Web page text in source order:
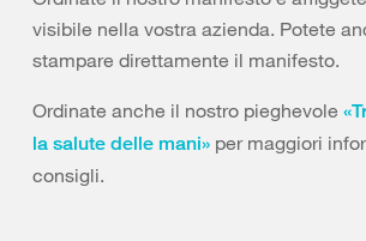
visibile nella vostra azienda. Potete
stampare direttamente il manifesto.
Ordinate anche il nostro pieghevole
la salute delle mani» per maggiori
consigli.